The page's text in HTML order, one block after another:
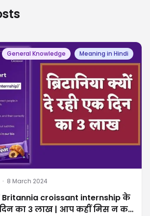
General Knowledge Meaning in Hindi
· 8 March 2024
Britannia croissant internship के
दिन का 3 लाख | आप कहीं मिस न कर